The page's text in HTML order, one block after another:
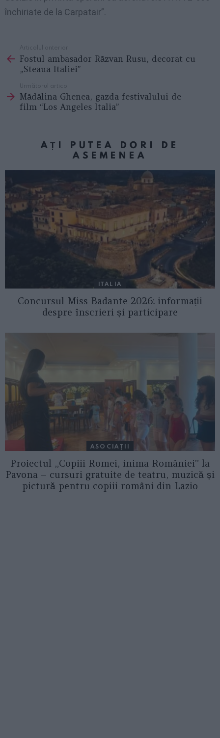
închiriate de la Carpatair”.
more
Articolul anterior
Fostul ambasador Răzvan Rusu, decorat cu
„Steaua Italiei”
Următorul articol
Mădălina Ghenea, gazda festivalului de
film “Los Angeles Italia”
AȚI PUTEA DORI DE
ASEMENEA
ITALIA
Concursul Miss Badante 2026: informații
despre înscrieri și participare
ASOCIAŢII
Proiectul „Copiii Romei, inima României” la
Pavona – cursuri gratuite de teatru, muzică și
pictură pentru copiii români din Lazio